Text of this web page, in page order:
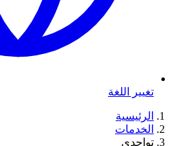
تغيير اللغة
الرئيسية
الخدمات
تواجدي